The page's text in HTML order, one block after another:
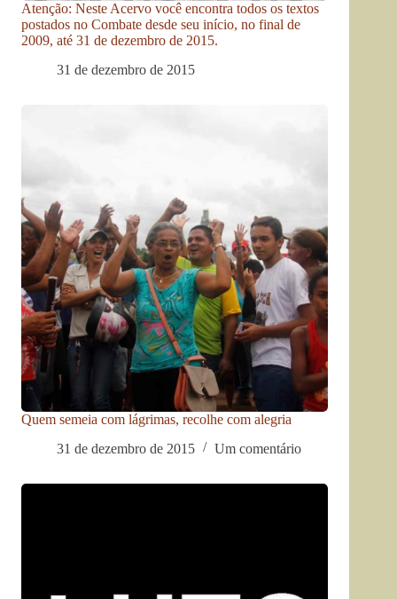
Atenção: Neste Acervo você encontra todos os textos
postados no Combate desde seu início, no final de
2009, até 31 de dezembro de 2015.
31 de dezembro de 2015
Quem semeia com lágrimas, recolhe com alegria
31 de dezembro de 2015
Um comentário